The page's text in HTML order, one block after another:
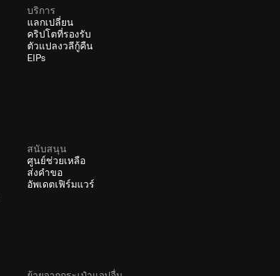
บริการ
แลกเปลี่ยน
คริปโตที่รองรับ
ตัวแปลงวลีกู้คืน
EIPs
สนับสนุน
ศูนย์ช่วยเหลือ
ส่งคำขอ
อัพเดตเฟิร์มแวร์